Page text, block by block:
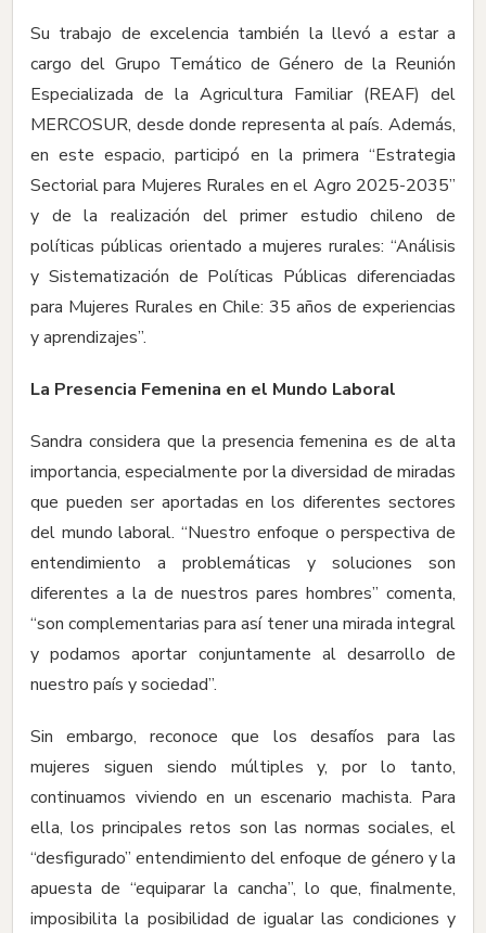
Su trabajo de excelencia también la llevó a estar a
cargo del Grupo Temático de Género de la Reunión
Especializada de la Agricultura Familiar (REAF) del
MERCOSUR, desde donde representa al país. Además,
en este espacio, participó en la primera “Estrategia
Sectorial para Mujeres Rurales en el Agro 2025-2035”
y de la realización del primer estudio chileno de
políticas públicas orientado a mujeres rurales: “Análisis
y Sistematización de Políticas Públicas diferenciadas
para Mujeres Rurales en Chile: 35 años de experiencias
y aprendizajes”.
La Presencia Femenina en el Mundo Laboral
Sandra considera que la presencia femenina es de alta
importancia, especialmente por la diversidad de miradas
que pueden ser aportadas en los diferentes sectores
del mundo laboral. “Nuestro enfoque o perspectiva de
entendimiento a problemáticas y soluciones son
diferentes a la de nuestros pares hombres” comenta,
“son complementarias para así tener una mirada integral
y podamos aportar conjuntamente al desarrollo de
nuestro país y sociedad”.
Sin embargo, reconoce que los desafíos para las
mujeres siguen siendo múltiples y, por lo tanto,
continuamos viviendo en un escenario machista. Para
ella, los principales retos son las normas sociales, el
“desfigurado” entendimiento del enfoque de género y la
apuesta de “equiparar la cancha”, lo que, finalmente,
imposibilita la posibilidad de igualar las condiciones y